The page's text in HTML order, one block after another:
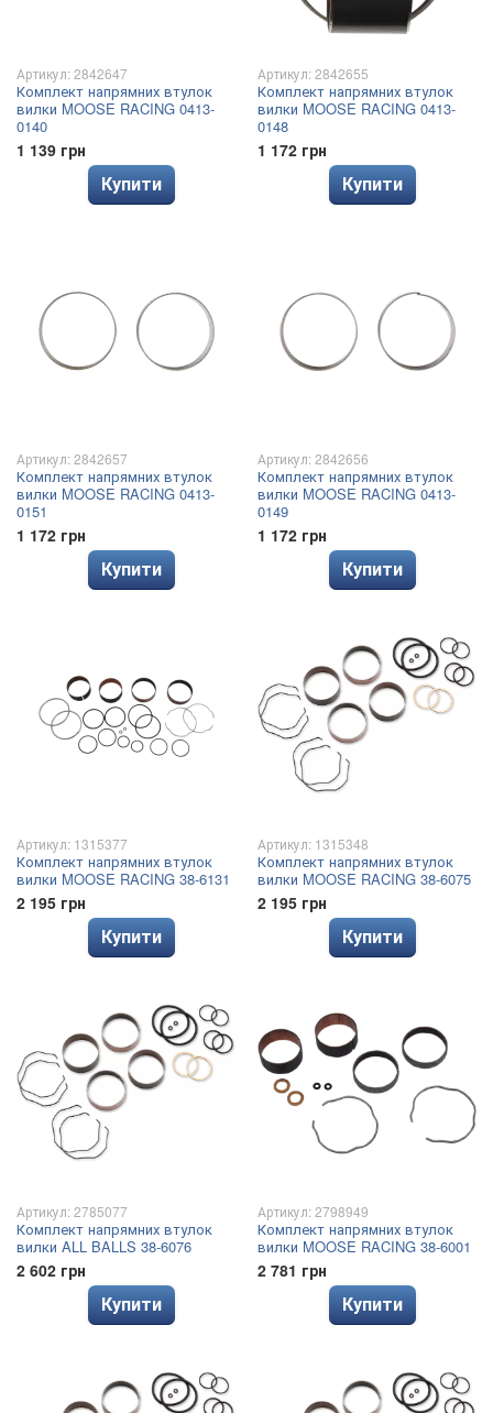
Артикул: 2842647
Комплект напрямних втулок
вилки MOOSE RACING 0413-
0140
1 139 грн
Купити
Артикул: 2842655
Комплект напрямних втулок
вилки MOOSE RACING 0413-
0148
1 172 грн
Купити
Артикул: 2842657
Комплект напрямних втулок
вилки MOOSE RACING 0413-
0151
1 172 грн
Купити
Артикул: 2842656
Комплект напрямних втулок
вилки MOOSE RACING 0413-
0149
1 172 грн
Купити
Артикул: 1315377
Комплект напрямних втулок
вилки MOOSE RACING 38-6131
2 195 грн
Купити
Артикул: 1315348
Комплект напрямних втулок
вилки MOOSE RACING 38-6075
2 195 грн
Купити
Артикул: 2785077
Комплект напрямних втулок
вилки ALL BALLS 38-6076
2 602 грн
Купити
Артикул: 2798949
Комплект напрямних втулок
вилки MOOSE RACING 38-6001
2 781 грн
Купити